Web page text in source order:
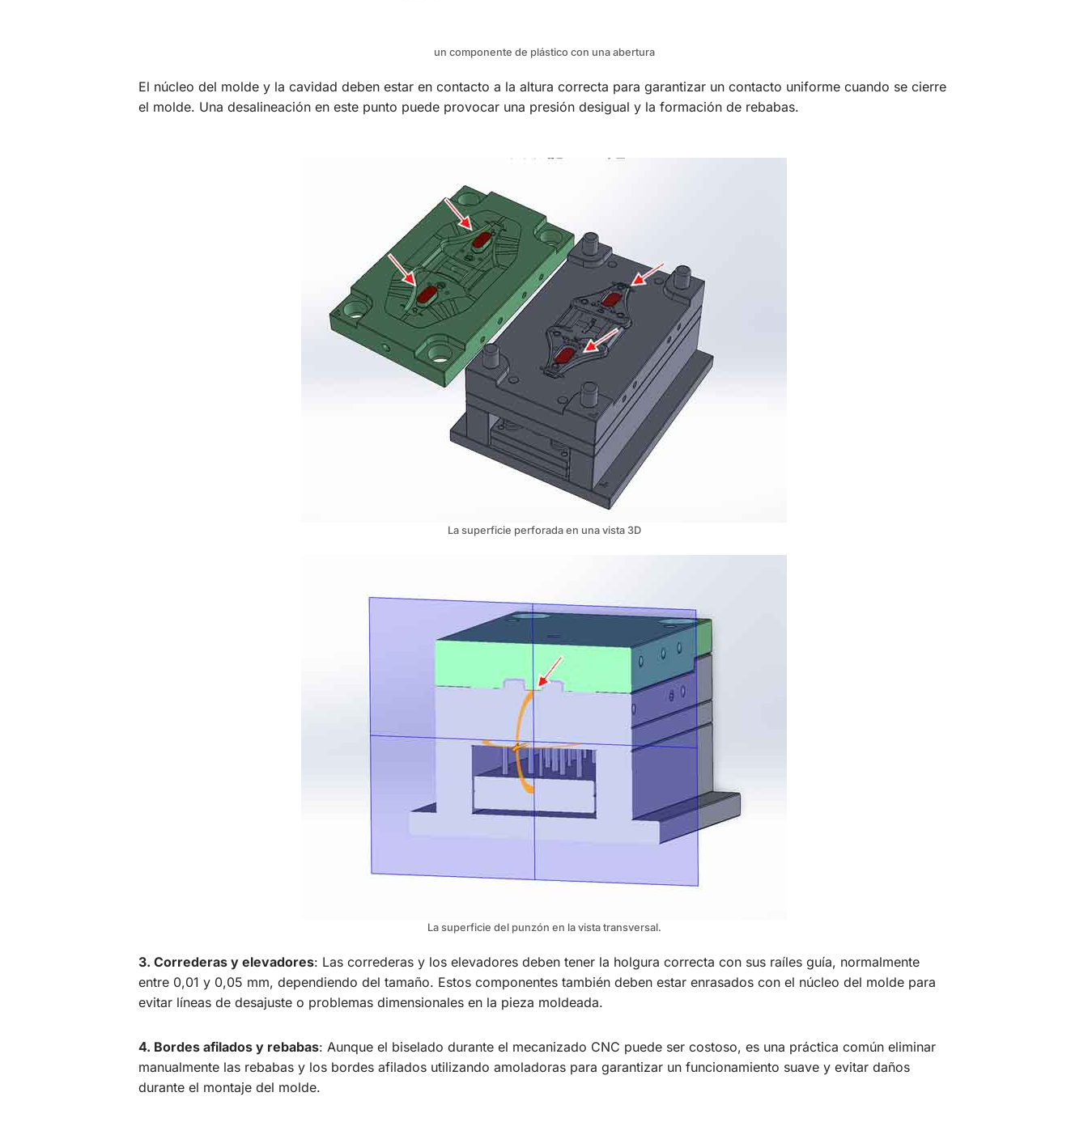
un componente de plástico con una abertura
El núcleo del molde y la cavidad deben estar en contacto a la altura correcta para garantizar un contacto uniforme cuando se cierre
el molde. Una desalineación en este punto puede provocar una presión desigual y la formación de rebabas.
La superficie perforada en una vista 3D
La superficie del punzón en la vista transversal.
3. Correderas y elevadores: Las correderas y los elevadores deben tener la holgura correcta con sus raíles guía, normalmente
entre 0,01 y 0,05 mm, dependiendo del tamaño. Estos componentes también deben estar enrasados con el núcleo del molde para
evitar líneas de desajuste o problemas dimensionales en la pieza moldeada.
4. Bordes afilados y rebabas: Aunque el biselado durante el mecanizado CNC puede ser costoso, es una práctica común eliminar
manualmente las rebabas y los bordes afilados utilizando amoladoras para garantizar un funcionamiento suave y evitar daños
durante el montaje del molde.